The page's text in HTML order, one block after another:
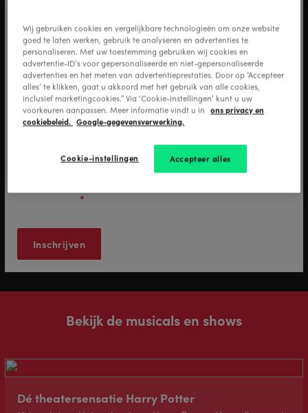
Voornaam*
E-mail adres*
Ja, ik ontvang graag nieuws van Stage Entertainment en ik
ga akkoord met de verwerking van mijn
*
Bekijk de musicals en shows
Dé theatersensatie Harry Potter
Wij gebruiken cookies en vergelijkbare technologieën om onze website
goed te laten werken, gebruik te analyseren en advertenties te
personaliseren. Met uw toestemming gebruiken wij cookies en
advertentie-ID’s voor gepersonaliseerde en niet-gepersonaliseerde
advertenties en het meten van advertentieprestaties. Door op ‘Accepteer
alles’ te klikken, gaat u akkoord met het gebruik van alle cookies,
inclusief marketingcookies.” Via ‘Cookie-instellingen’ kunt u uw
voorkeuren aanpassen. Meer informatie vindt u in
ons privacy en
cookiebeleid. Google-gegevensverwerking.
Accepteer alles
Cookie-instellingen